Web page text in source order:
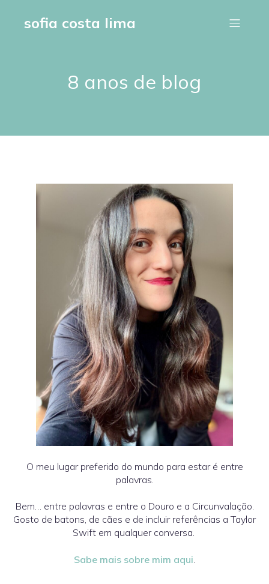
sofia costa lima
8 anos de blog
O meu lugar preferido do mundo para estar é entre
palavras.
Bem… entre palavras e entre o Douro e a Circunvalação.
Gosto de batons, de cães e de incluir referências a Taylor
Swift em qualquer conversa.
Sabe mais sobre mim aqui.